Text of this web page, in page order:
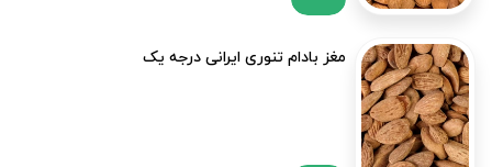
مغز بادام تنوری ایرانی درجه یک